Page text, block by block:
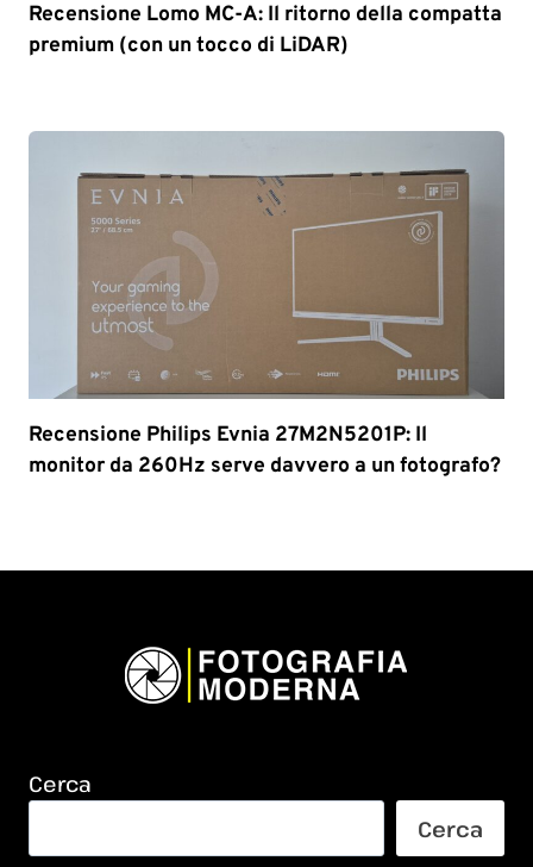
Recensione Lomo MC-A: Il ritorno della compatta
premium (con un tocco di LiDAR)
Recensione Philips Evnia 27M2N5201P: Il
monitor da 260Hz serve davvero a un fotografo?
Cerca
Cerca